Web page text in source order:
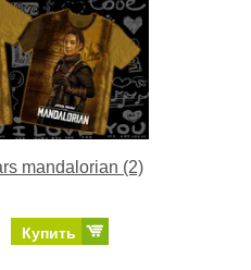
mandalorian (2)
Купить